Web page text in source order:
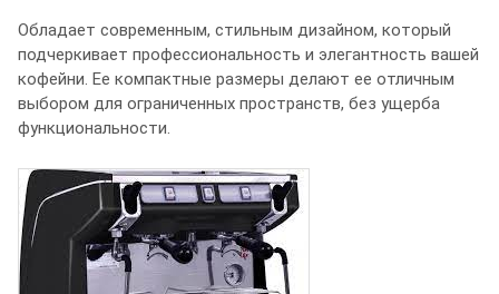
Обладает современным, стильным дизайном, который
подчеркивает профессиональность и элегантность вашей
кофейни. Ее компактные размеры делают ее отличным
выбором для ограниченных пространств, без ущерба
функциональности.